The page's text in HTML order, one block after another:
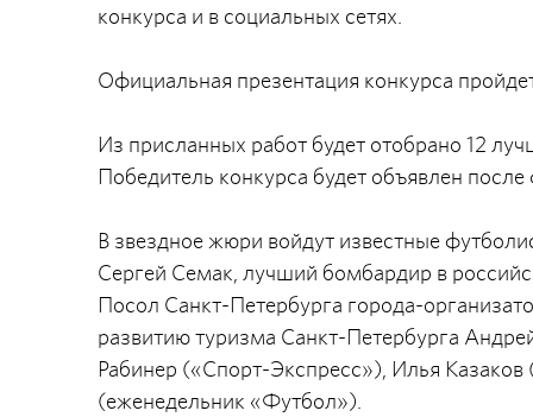
конкурса и в социальных сетях.
Официальная презентация конкурса
Из присланных работ будет отобрано 12
Победитель конкурса будет объявлен
В звездное жюри войдут известные
Сергей Семак, лучший бомбардир в
Посол Санкт-Петербурга города-
развитию туризма Санкт-Петербурга
Рабинер («Спорт-Экспресс»), Илья
(еженедельник «Футбол»).